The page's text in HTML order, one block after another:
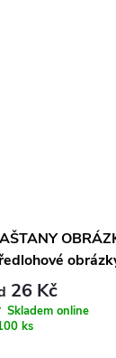
26 Kč
Skladem online
ks